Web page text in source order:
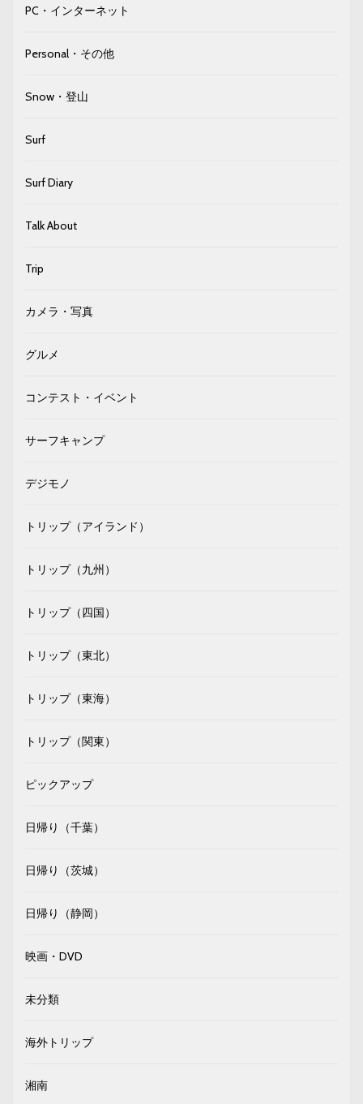
PC・インターネット
Personal・その他
Snow・登山
Surf
Surf Diary
Talk About
Trip
カメラ・写真
グルメ
コンテスト・イベント
サーフキャンプ
デジモノ
トリップ（アイランド）
トリップ（九州）
トリップ（四国）
トリップ（東北）
トリップ（東海）
トリップ（関東）
ピックアップ
日帰り（千葉）
日帰り（茨城）
日帰り（静岡）
映画・DVD
未分類
海外トリップ
湘南